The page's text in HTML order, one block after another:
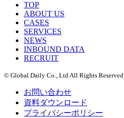
TOP
ABOUT US
CASES
SERVICES
NEWS
INBOUND DATA
RECRUIT
© Global Daily Co., Ltd All Rights Reserved
お問い合わせ
資料ダウンロード
プライバシーポリシー